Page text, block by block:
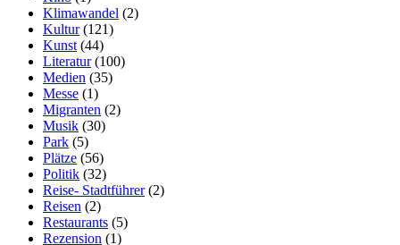
Klimawandel (2)
Kultur(121)
Kunst (44)
Literatur(100)
Medien (35)
Messe (1)
Migranten (2)
Musik (30)
Park (5)
Plätze (56)
Politik (32)
Reise- Stadtführer(2)
Reisen (2)
Restaurants (5)
Rezension (1)